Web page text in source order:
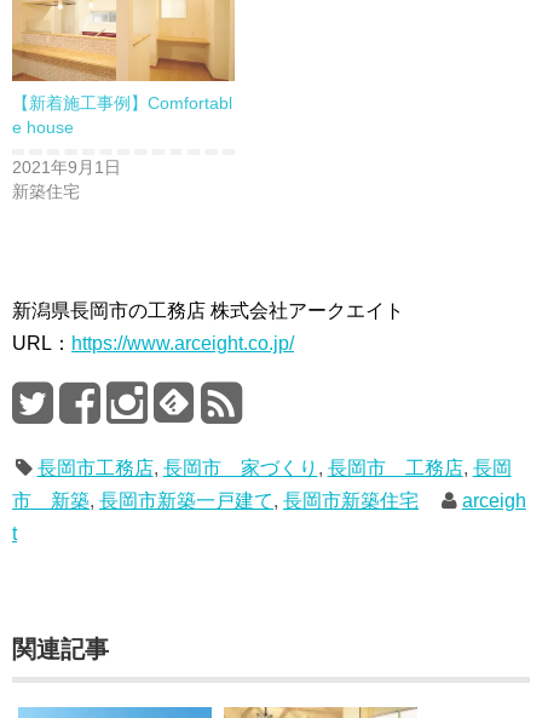
【新着施工事例】Comfortabl
e house
2021年9月1日
新築住宅
新潟県長岡市の工務店 株式会社アークエイト
URL： https://www.arceight.co.jp/
長岡市工務店, 長岡市 家づくり , 長岡市 工務店, 長岡
市 新築, 長岡市新築一戸建て, 長岡市新築住宅
arceigh
t
関連記事